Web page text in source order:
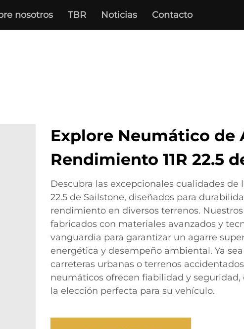
nosotros TBR Noticias Contacto
Explore Neumático de
Rendimiento 11R 22.5
Descubra las excepcionales cualidades de
22.5 de Sailstone, diseñados para
rendimiento en diversos terrenos.
fabricados con materiales avanzados y
vanguardia para garantizar un agarre
energética y desempeño ambiental. Ya
carreteras urbanas o terrenos
neumáticos ofrecen fiabilidad y seguridad,
la elección perfecta para su vehículo.